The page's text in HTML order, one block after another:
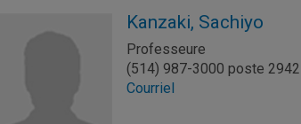
Kanzaki, Sachiyo
Professeure
(514) 987-3000 poste 2942
Courriel